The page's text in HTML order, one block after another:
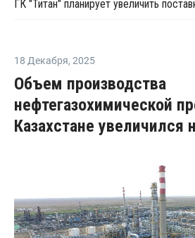
18 Декабря, 2025
Объем производства
нефтегазохимической
Казахстане увеличился